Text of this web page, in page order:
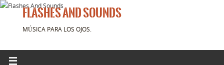
FLASHES AND SOUNDS
MÚSICA PARA LOS OJOS.